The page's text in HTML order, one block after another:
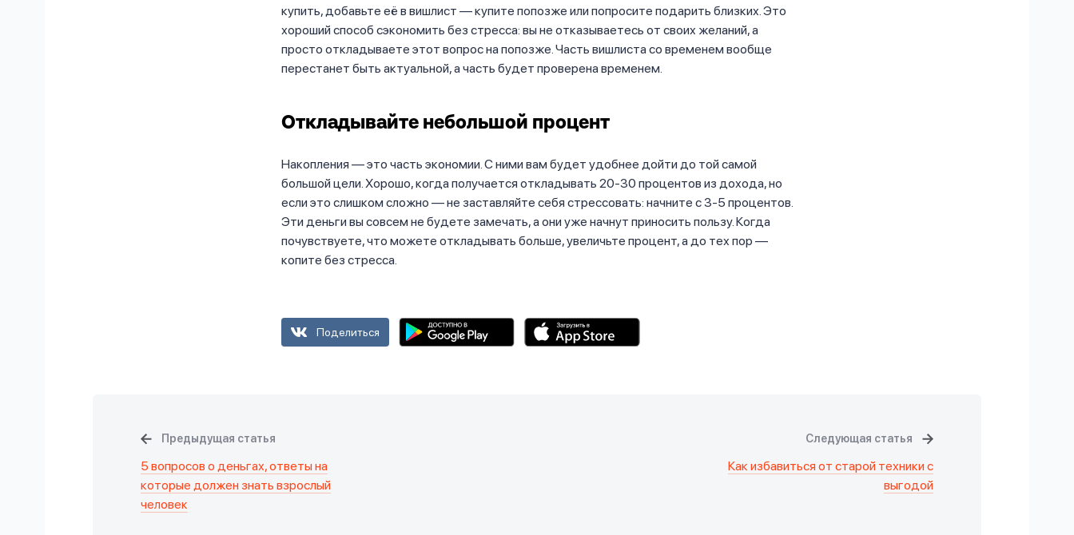
купить, добавьте её в вишлист — купите попозже или попросите подарить близких. Это
хороший способ сэкономить без стресса: вы не отказываетесь от своих желаний, а
просто откладываете этот вопрос на попозже. Часть вишлиста со временем вообще
перестанет быть актуальной, а часть будет проверена временем.
Откладывайте небольшой процент
Накопления — это часть экономии. С ними вам будет удобнее дойти до той самой
большой цели. Хорошо, когда получается откладывать 20-30 процентов из дохода, но
если это слишком сложно — не заставляйте себя стрессовать: начните с 3-5 процентов.
Эти деньги вы совсем не будете замечать, а они уже начнут приносить пользу. Когда
почувствуете, что можете откладывать больше, увеличьте процент, а до тех пор —
копите без стресса.
Поделиться
Предыдущая статья
5 вопросов о деньгах, ответы на
которые должен знать взрослый
человек
Следующая статья
Как избавиться от старой техники с
выгодой